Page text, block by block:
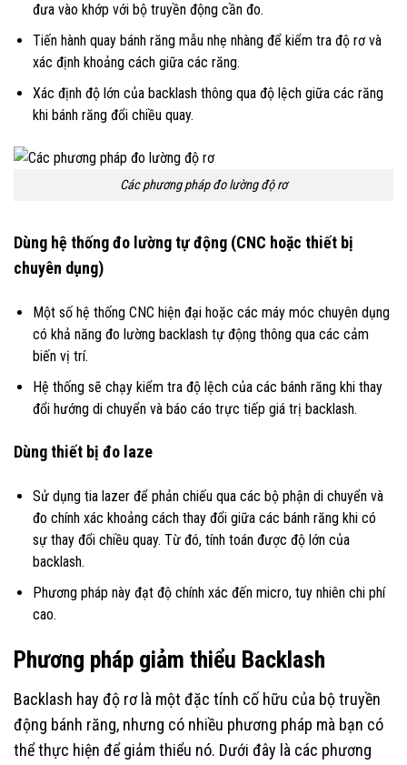
đưa vào khớp với bộ truyền động cần đo.
Tiến hành quay bánh răng mẫu nhẹ nhàng để kiểm tra độ rơ và
xác định khoảng cách giữa các răng.
Xác định độ lớn của backlash thông qua độ lệch giữa các răng
khi bánh răng đổi chiều quay.
Các phương pháp đo lường độ rơ
Dùng hệ thống đo lường tự động (CNC hoặc thiết bị
chuyên dụng)
Một số hệ thống CNC hiện đại hoặc các máy móc chuyên dụng
có khả năng đo lường backlash tự động thông qua các cảm
biến vị trí.
Hệ thống sẽ chạy kiểm tra độ lệch của các bánh răng khi thay
đổi hướng di chuyển và báo cáo trực tiếp giá trị backlash.
Dùng thiết bị đo laze
Sử dụng tia lazer để phản chiếu qua các bộ phận di chuyển và
đo chính xác khoảng cách thay đổi giữa các bánh răng khi có
sự thay đổi chiều quay. Từ đó, tính toán được độ lớn của
backlash.
Phương pháp này đạt độ chính xác đến micro, tuy nhiên chi phí
cao.
Phương pháp giảm thiểu Backlash
Backlash hay độ rơ là một đặc tính cố hữu của bộ truyền
động bánh răng, nhưng có nhiều phương pháp mà bạn có
thể thực hiện để giảm thiểu nó. Dưới đây là các phương